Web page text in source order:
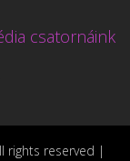
csatornáink
rights reserved |